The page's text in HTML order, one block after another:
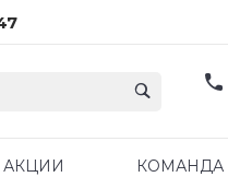
АКЦИИ КОМАНДА